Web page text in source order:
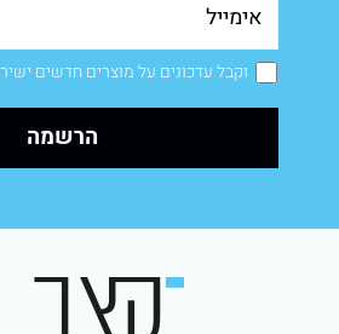
וקבל עדכונים על מוצרים חדשים